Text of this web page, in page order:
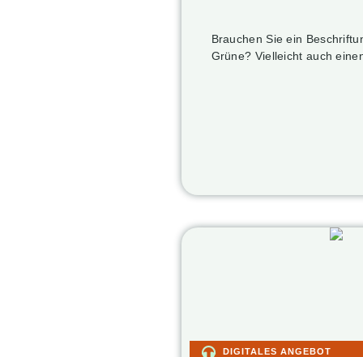
Brauchen Sie ein
Grüne? Vielleicht auch
DIGITALES ANGEBOT